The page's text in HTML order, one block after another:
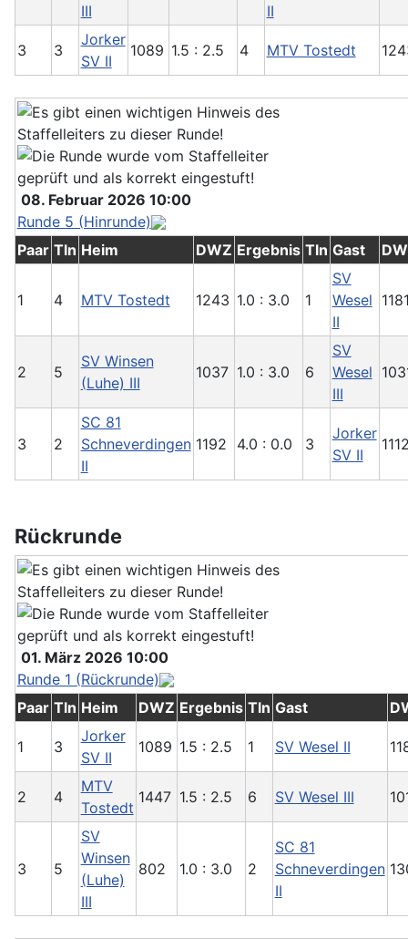
III
II
3 3
Jorker
SV II
1089 1.5 : 2.5 4 MTV Tostedt
08. Februar 2026 10:00
Runde 5 (Hinrunde)
Paar Tln Heim DWZ Ergebnis Tln Gast
1 4 MTV Tostedt 1243 1.0 : 3.0 1
SV
Wesel
II
2 5
SV Winsen
(Luhe) III
1037 1.0 : 3.0 6
SV
Wesel
III
3 2
SC 81
Schneverdingen
II
1192 4.0 : 0.0 3
Jorker
SV II
Rückrunde
01. März 2026 10:00
Runde 1 (Rückrunde)
Paar Tln Heim DWZ Ergebnis Tln Gast
1 3
Jorker
SV II
1089 1.5 : 2.5 1 SV Wesel II
2 4
MTV
Tostedt
1447 1.5 : 2.5 6 SV Wesel III
3 5
SV
Winsen
(Luhe)
III
802 1.0 : 3.0 2
SC 81
Schneverdingen
II